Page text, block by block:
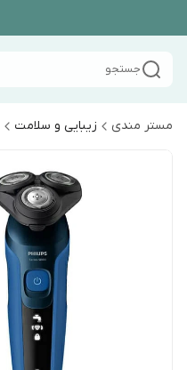
جستجو
مستر مندی زیبایی و سلامت